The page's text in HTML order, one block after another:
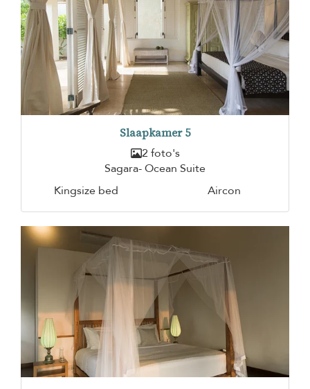
Slaapkamer 5
2 foto's
Sagara- Ocean Suite
Kingsize bed
Aircon